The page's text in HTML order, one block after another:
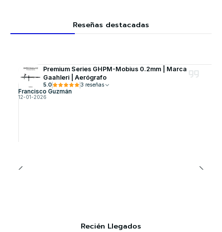
Reseñas destacadas
Premium Series GHPM-Mobius 0.2mm | Marca
Gaahleri | Aerógrafo
5.0 3 reseñas
Francisco Guzmán
12-01-2026
Recién Llegados